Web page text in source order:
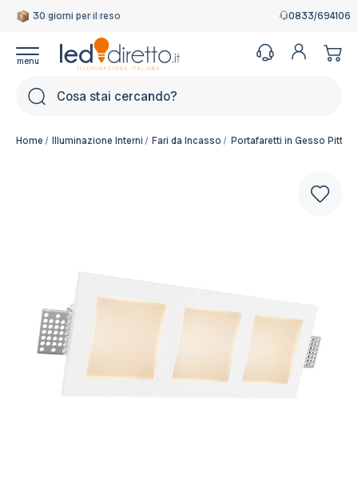
Garanzia Italiana 0833/694106
Home Illuminazione Interni Fari da Incasso Portafaretti in Gesso
Colore del corpo: Bianco Pitturabile